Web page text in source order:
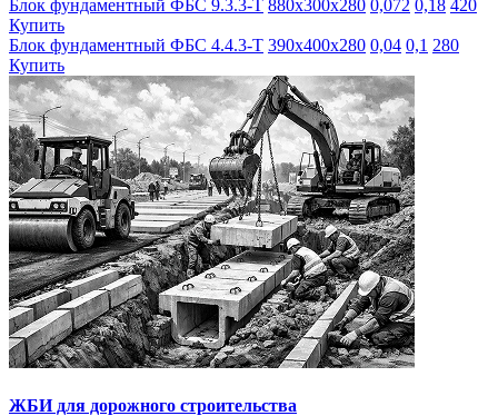
Блок фундаментный ФБС 9.3.3-Т 880х300х280 0,072 0,18 420
Купить
Блок фундаментный ФБС 4.4.3-Т 390х400х280 0,04 0,1 280
Купить
ЖБИ для дорожного строительства